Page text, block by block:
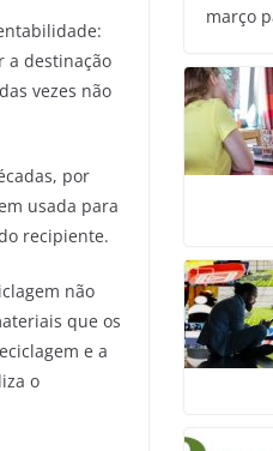
a destinação
vezes não
por
usada para
recipiente.
não
que os
e a
o
março